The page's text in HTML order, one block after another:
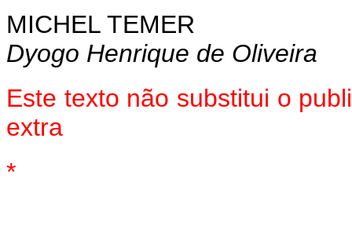
MICHEL TEMER
Dyogo Henrique de Oliveira
Este texto não substitui o
extra
*